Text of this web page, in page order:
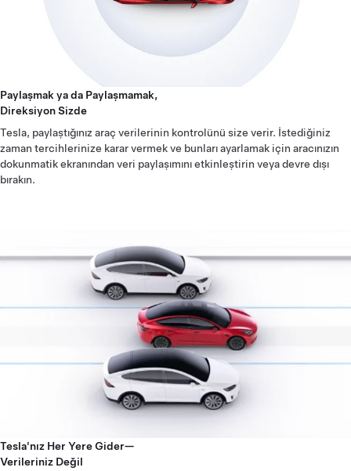
Paylaşmak ya da Paylaşmamak,
Direksiyon Sizde
Tesla, paylaştığınız araç verilerinin kontrolünü size verir. İstediğiniz
zaman tercihlerinize karar vermek ve bunları ayarlamak için aracınızın
dokunmatik ekranından veri paylaşımını etkinleştirin veya devre dışı
bırakın.
Tesla'nız Her Yere Gider—
Verileriniz Değil